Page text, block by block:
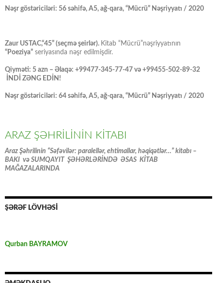
Nəşr göstəriciləri: 56 səhifə, A5, ağ-qara, “Mücrü” Nəşriyyatı / 2020
Zaur USTAC,“45” (seçmə şeirlər). Kitab “Mücrü”nəşriyyatının
“Poeziya” seriyasında nəşr edilmişdir.
Qiyməti: 5 azn – Əlaqə: +99477-345-77-47 və +99455-502-89-32
İNDİ ZƏNG EDİN!
Nəşr göstəriciləri: 64 səhifə, A5, ağ-qara, “Mücrü” Nəşriyyatı / 2020
ARAZ ŞƏHRİLİNİN KİTABI
Araz Şəhrilinin “Səfəvilər: paralellər, ehtimallar, həqiqətlər…” kitabı –
BAKI və SUMQAYIT ŞƏHƏRLƏRİNDƏ ƏSAS KİTAB
MAĞAZALARINDA
ŞƏRƏF LÖVHƏSİ
Qurban BAYRAMOV